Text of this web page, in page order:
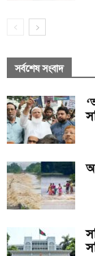
সর্বশেষ সংবাদ